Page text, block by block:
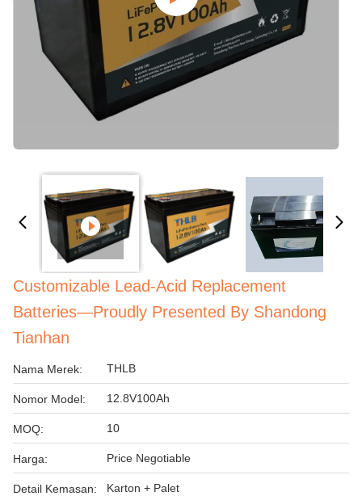
Customizable Lead-Acid Replacement
Batteries—Proudly Presented By Shandong
Tianhan
Nama Merek: THLB
Nomor Model: 12.8V100Ah
MOQ: 10
Harga: Price Negotiable
Detail Kemasan: Karton + Palet